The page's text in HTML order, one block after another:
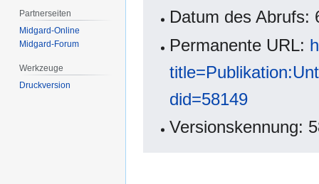
Datum des Abrufs:
Permanente URL:
did=58149
Versionskennung:
Partnerseiten
Midgard-Online
Midgard-Forum
Werkzeuge
Druckversion